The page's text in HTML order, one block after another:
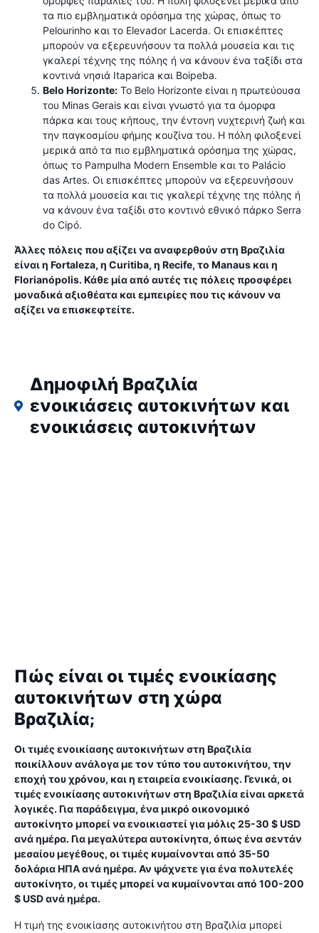
τα πιο εμβληματικά ορόσημα της χώρας, όπως το
Pelourinho και το Elevador Lacerda. Οι επισκέπτες
μπορούν να εξερευνήσουν τα πολλά μουσεία και τις
γκαλερί τέχνης της πόλης ή να κάνουν ένα ταξίδι στα
κοντινά νησιά Itaparica και Boipeba.
Belo Horizonte: Το Belo Horizonte είναι η πρωτεύουσα
του Minas Gerais και είναι γνωστό για τα όμορφα
πάρκα και τους κήπους, την έντονη νυχτερινή ζωή και
την παγκοσμίου φήμης κουζίνα του. Η πόλη φιλοξενεί
μερικά από τα πιο εμβληματικά ορόσημα της χώρας,
όπως το Pampulha Modern Ensemble και το Palácio
das Artes. Οι επισκέπτες μπορούν να εξερευνήσουν
τα πολλά μουσεία και τις γκαλερί τέχνης της πόλης ή
να κάνουν ένα ταξίδι στο κοντινό εθνικό πάρκο Serra
do Cipó.
Άλλες πόλεις που αξίζει να αναφερθούν στη Βραζιλία
είναι η Fortaleza, η Curitiba, η Recife, το Manaus και η
Florianópolis. Κάθε μία από αυτές τις πόλεις προσφέρει
μοναδικά αξιοθέατα και εμπειρίες που τις κάνουν να
αξίζει να επισκεφτείτε.
Δημοφιλή Βραζιλία
ενοικιάσεις αυτοκινήτων και
ενοικιάσεις αυτοκινήτων
Πώς είναι οι τιμές ενοικίασης
αυτοκινήτων στη χώρα
Βραζιλία;
Οι τιμές ενοικίασης αυτοκινήτων στη Βραζιλία
ποικίλλουν ανάλογα με τον τύπο του αυτοκινήτου, την
εποχή του χρόνου, και η εταιρεία ενοικίασης. Γενικά, οι
τιμές ενοικίασης αυτοκινήτων στη Βραζιλία είναι αρκετά
λογικές. Για παράδειγμα, ένα μικρό οικονομικό
αυτοκίνητο μπορεί να ενοικιαστεί για μόλις 25-30 $ USD
ανά ημέρα. Για μεγαλύτερα αυτοκίνητα, όπως ένα σεντάν
μεσαίου μεγέθους, οι τιμές κυμαίνονται από 35-50
δολάρια ΗΠΑ ανά ημέρα. Αν ψάχνετε για ένα πολυτελές
αυτοκίνητο, οι τιμές μπορεί να κυμαίνονται από 100-200
$ USD ανά ημέρα.
Η τιμή της ενοικίασης αυτοκινήτου στη Βραζιλία μπορεί